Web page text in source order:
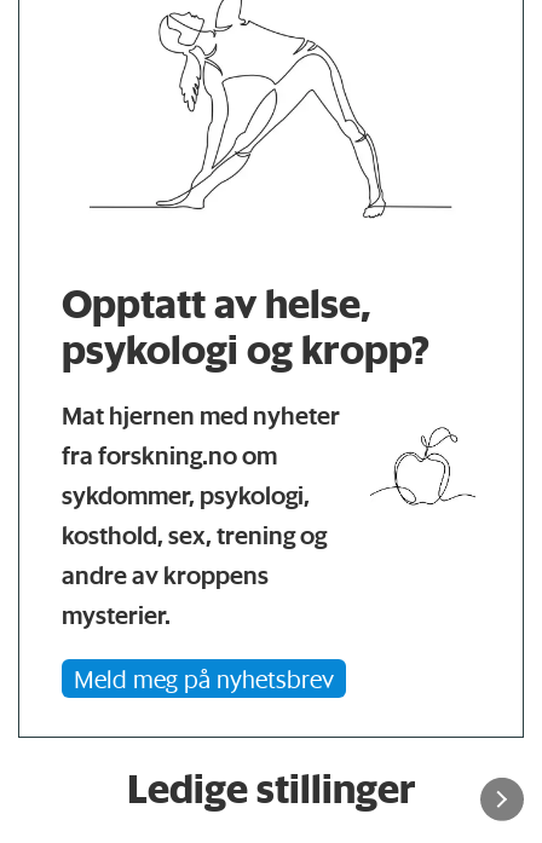
Opptatt av helse,
psykologi og kropp?
Mat hjernen med nyheter
fra forskning.no om
sykdommer, psykologi,
kosthold, sex, trening og
andre av kroppens
mysterier.
Meld meg på nyhetsbrev
Ledige stillinger